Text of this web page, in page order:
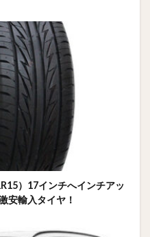
）17インチへインチアッ
安輸入タイヤ！